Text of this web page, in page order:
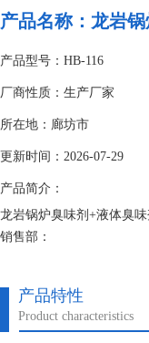
产品名称： 龙岩
产品型号：HB-116
厂商性质：生产厂家
所在地：廊坊市
更新时间：2026-07-29
产品简介：
龙岩锅炉臭味剂+液体臭
销售部：
产品特性
Product characteristics